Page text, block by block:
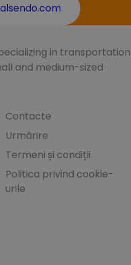
in transportation
and medium-sized
Contacte
Urmărire
Termeni și condiții
Politica privind cookie-
urile